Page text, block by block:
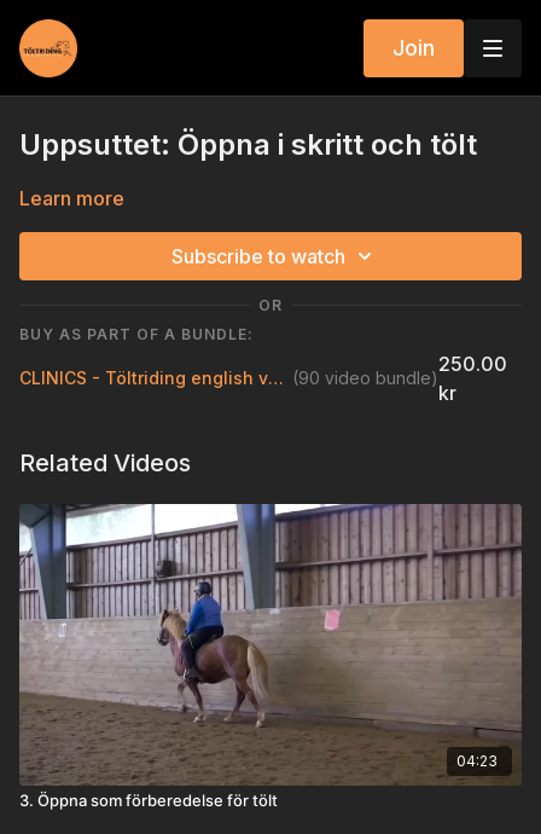
Join
Uppsuttet: Öppna i skritt och tölt
Learn more
Subscribe to watch
OR
BUY AS PART OF A BUNDLE:
CLINICS - Töltriding english version (90 video bundle)
250.00
kr
Related Videos
04:23
3. Öppna som förberedelse för tölt